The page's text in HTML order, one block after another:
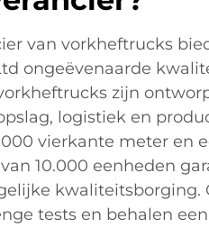
van vorkheftrucks
ongeëvenaarde
zijn
logistiek en
vierkante meter en
10.000 eenheden
kwaliteitsborging.
tests en behalen een